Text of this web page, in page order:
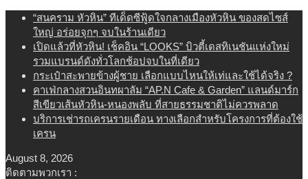
Skip
content
“สนคราม หัวหิน” ทีเด็ดซีฟู้ดใจกลางเมืองหัวหิน ของสดไซส์
ใหญ่ อร่อยจุกๆ จบในร้านเดียว
เปิดแล้วที่หัวหิน! เช็คอิน “LOOKS” บิวตี้เดสทิเนชันแห่งใหม่
รวมแบรนด์ดังทั่วโลกช้อปจบในที่เดียว
กระเป๋าสะพายข้างผู้ชาย เลือกแบบไหนให้เท่และใช้ได้จริง ?
คาเฟ่กลางสวนอินทผาลัม “AP.N Cafe & Garden” แลนด์มาร์ก
สีเขียวเส้นหัวหิน-หนองพลับ ที่สายธรรมชาติไม่ควรพลาด
บริการเช่ารถเครนรายเดือน ทางเลือกสำหรับโครงการที่ต้องใช้
เครน
August 8, 2026
ติดตามพวกเรา :